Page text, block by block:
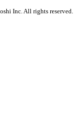
Inc. All rights reserved.